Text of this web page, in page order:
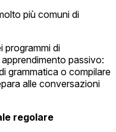
più comuni di
programmi di
passivo:
grammatica o compilare
alle conversazioni
regolare